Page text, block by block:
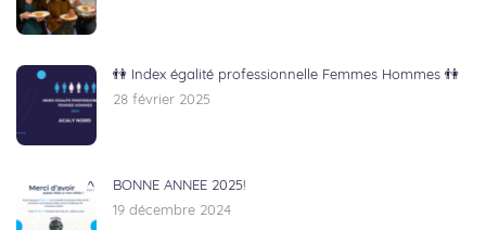
👫 Index égalité professionnelle Femmes Hommes 👫
28 février 2025
BONNE ANNEE 2025!
19 décembre 2024